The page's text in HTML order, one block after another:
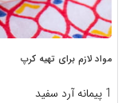
مواد لازم برای تهیه کرپ
1 پیمانه آرد سفید